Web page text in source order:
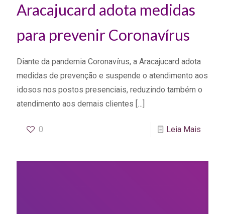
Aracajucard adota medidas
para prevenir Coronavírus
Diante da pandemia Coronavírus, a Aracajucard adota
medidas de prevenção e suspende o atendimento aos
idosos nos postos presenciais, reduzindo também o
atendimento aos demais clientes […]
0 Leia Mais